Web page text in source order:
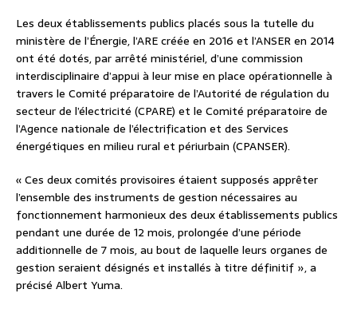
Les deux établissements publics placés sous la tutelle du
ministère de l’Énergie, l’ARE créée en 2016 et l’ANSER en 2014
ont été dotés, par arrêté ministériel, d’une commission
interdisciplinaire d’appui à leur mise en place opérationnelle à
travers le Comité préparatoire de l’Autorité de régulation du
secteur de l’électricité (CPARE) et le Comité préparatoire de
l’Agence nationale de l’électrification et des Services
énergétiques en milieu rural et périurbain (CPANSER).
« Ces deux comités provisoires étaient supposés apprêter
l’ensemble des instruments de gestion nécessaires au
fonctionnement harmonieux des deux établissements publics
pendant une durée de 12 mois, prolongée d’une période
additionnelle de 7 mois, au bout de laquelle leurs organes de
gestion seraient désignés et installés à titre définitif », a
précisé Albert Yuma.